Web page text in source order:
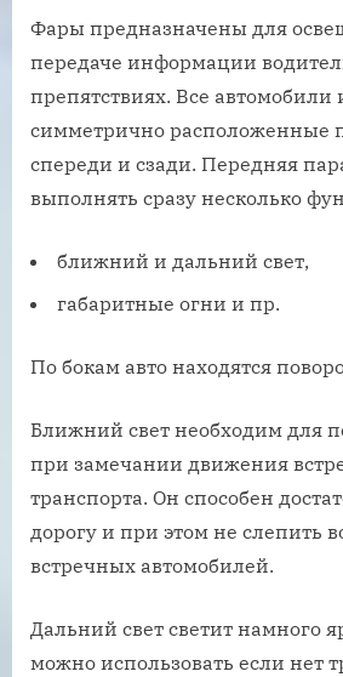
Фары предназначены для
передаче информации
препятствиях. Все автомобили
симметрично расположенные
спереди и сзади. Передняя
выполнять сразу несколько
ближний и дальний свет,
габаритные огни и пр.
По бокам авто находятся
Ближний свет необходим для
при замечании движения
транспорта. Он способен
дорогу и при этом не слепить
встречных автомобилей.
Дальний свет светит намного
можно использовать если нет